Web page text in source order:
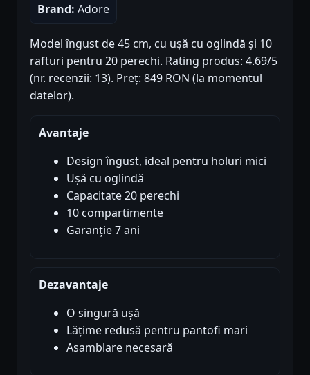
Brand: Adore
Model îngust de 45 cm, cu ușă cu oglindă și 10
rafturi pentru 20 perechi. Rating produs: 4.69/5
(nr. recenzii: 13). Preț: 849 RON (la momentul
datelor).
Avantaje
Design îngust, ideal pentru holuri mici
Ușă cu oglindă
Capacitate 20 perechi
10 compartimente
Garanție 7 ani
Dezavantaje
O singură ușă
Lățime redusă pentru pantofi mari
Asamblare necesară